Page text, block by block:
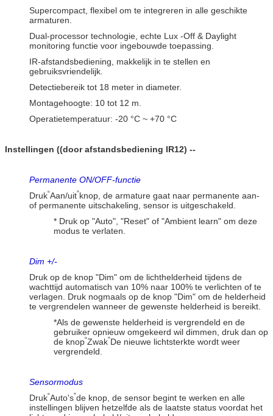
Supercompact, flexibel om te integreren in alle geschikte
armaturen.
Dual-processor technologie, echte Lux -Off & Daylight
monitoring functie voor ingebouwde toepassing.
IR-afstandsbediening, makkelijk in te stellen en
gebruiksvriendelijk.
Detectiebereik tot 18 meter in diameter.
Montagehoogte: 10 tot 12 m.
Operatietemperatuur: -20 °C ~ +70 °C
Instellingen ((door afstandsbediening IR12) --
Permanente ON/OFF-functie
Druk“Aan/uit”knop, de armature gaat naar permanente aan-
of permanente uitschakeling, sensor is uitgeschakeld.
* Druk op "Auto", "Reset" of "Ambient learn" om deze
modus te verlaten.
Dim +/-
Druk op de knop "Dim" om de lichthelderheid tijdens de
wachttijd automatisch van 10% naar 100% te verlichten of te
verlagen. Druk nogmaals op de knop "Dim" om de helderheid
te vergrendelen wanneer de gewenste helderheid is bereikt.
*Als de gewenste helderheid is vergrendeld en de
gebruiker opnieuw omgekeerd wil dimmen, druk dan op
de knop“Zwak”De nieuwe lichtsterkte wordt weer
vergrendeld.
Sensormodus
Druk“Auto's”de knop, de sensor begint te werken en alle
instellingen blijven hetzelfde als de laatste status voordat het